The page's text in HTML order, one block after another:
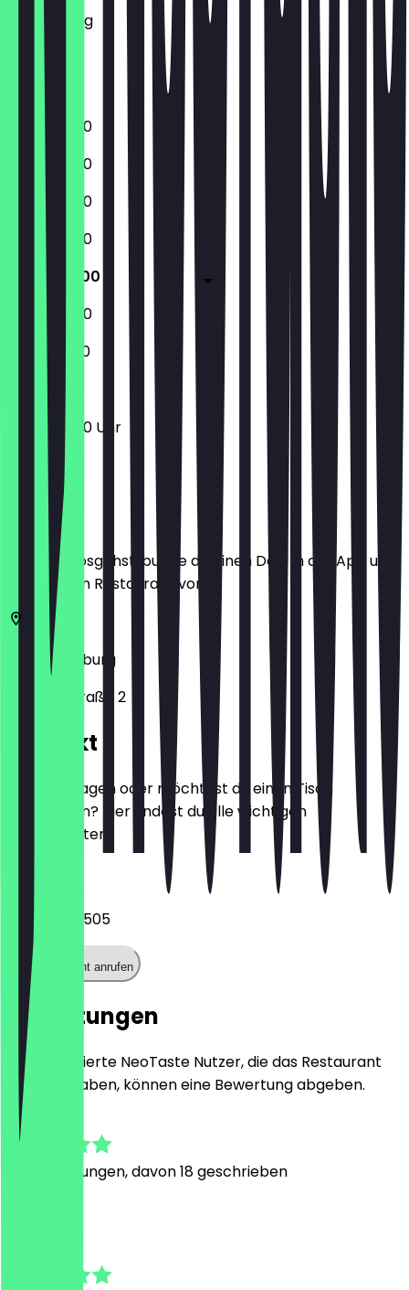
Donnerstag
Freitag
Samstag
Sonntag
10:00 - 16:00
10:00 - 16:00
10:00 - 16:00
10:00 - 16:00
10:00 - 16:00
10:00 - 16:00
10:30 - 15:30
10:00 - 16:00 Uhr
Bevor du losgehst, buche dir einen Deal in der App und
zeige ihn im Restaurant vor.
Duisburg
Rathausstraße 2
Kontakt
Hast du Fragen oder möchtest du einen Tisch
reservieren? Hier findest du alle wichtigen
Kontaktdaten.
020371498505
Restaurant anrufen
Bewertungen
Nur registrierte NeoTaste Nutzer, die das Restaurant
besucht haben, können eine Bewertung abgeben.
4.9
Bewertungen, davon 18 geschrieben